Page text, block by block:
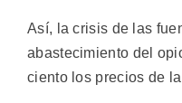
Así, la crisis de las
abastecimiento del
ciento los precios de